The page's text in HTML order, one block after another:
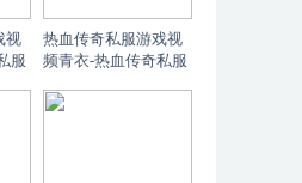
视
服
热血传奇私服游戏视
频青衣-热血传奇私服